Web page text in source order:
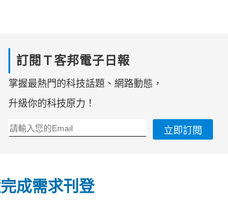
訂閱Ｔ客邦電子日報
掌握最熱門的科技話題、網路動態，
升級你的科技原力！
立即訂閱
成需求刊登